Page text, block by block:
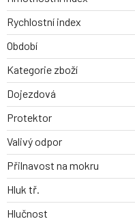
Rychlostní index
Období
Kategorie zboží
Dojezdová
Protektor
Valivý odpor
Přilnavost na mokru
Hluk tř.
Hlučnost